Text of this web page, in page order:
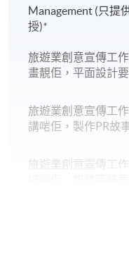
Management (只提
授)*
旅遊業創意宣傳工作
畫靚佢，平面設計
旅遊業創意宣傳工作
講啱佢，製作PR故
旅遊業創意宣傳工作
旅遊業創意宣傳工
寫啱佢，廣告文案